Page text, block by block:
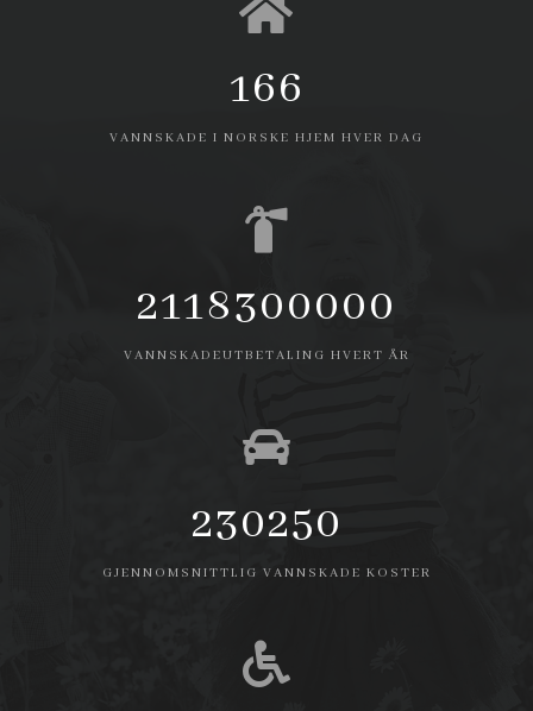
180
VANNSKADE I NORSKE HJEM HVER DAG
2300000000
VANNSKADEUTBETALING HVERT ÅR
250000
GJENNOMSNITTLIG VANNSKADE KOSTER